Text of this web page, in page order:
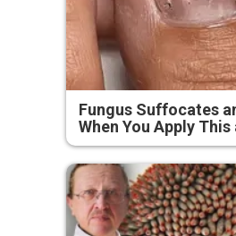
Fungus Suffocates
When You Apply